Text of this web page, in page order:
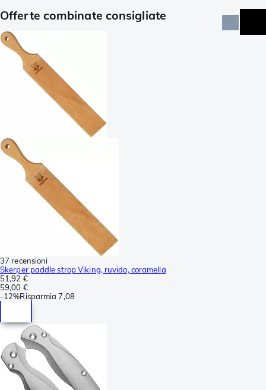
Offerte combinate consigliate
37 recensioni
Skerper paddle strop Viking, ruvido, coramella
51,92 €
59,00 €
-12%Risparmia 7,08